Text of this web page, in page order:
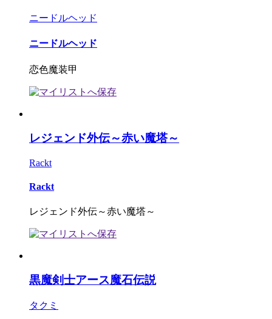
ニードルヘッド
ニードルヘッド
恋色魔装甲
レジェンド外伝～赤い魔塔～
Rackt
Rackt
レジェンド外伝～赤い魔塔～
黒魔剣士アース魔石伝説
タクミ